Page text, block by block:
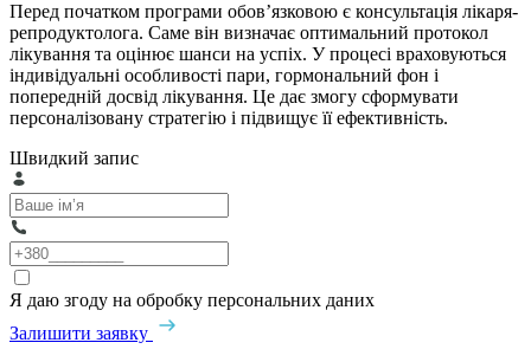
Перед початком програми обов’язковою є консультація лікаря-
репродуктолога. Саме він визначає оптимальний протокол
лікування та оцінює шанси на успіх. У процесі враховуються
індивідуальні особливості пари, гормональний фон і
попередній досвід лікування. Це дає змогу сформувати
персоналізовану стратегію і підвищує її ефективність.
Швидкий запис
Я даю згоду на обробку персональних даних
Залишити заявку